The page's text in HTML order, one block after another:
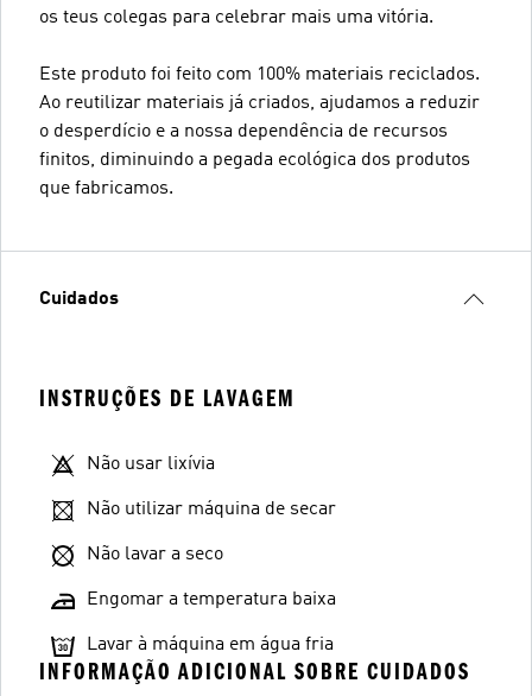
os teus colegas para celebrar mais uma vitória.
Este produto foi feito com 100% materiais reciclados.
Ao reutilizar materiais já criados, ajudamos a reduzir
o desperdício e a nossa dependência de recursos
finitos, diminuindo a pegada ecológica dos produtos
que fabricamos.
Cuidados
INSTRUÇÕES DE LAVAGEM
Não usar lixívia
Não utilizar máquina de secar
Não lavar a seco
Engomar a temperatura baixa
Lavar à máquina em água fria
INFORMAÇÃO ADICIONAL SOBRE CUIDADOS